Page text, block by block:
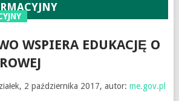
WSPIERA EDUKACJĘ O
2 października 2017, autor: me.gov.pl